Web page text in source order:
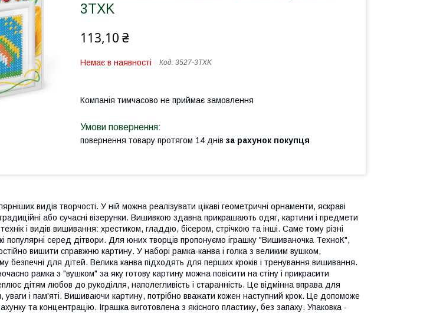
3TXK
113,10 ₴
Немає в наявності Код: 3527-3TXK
Компанія тимчасово не приймає замовлення
повернення товару протягом 14 днів за рахунок покупця
видів творчості. У ній можна реалізувати цікаві геометричні орнаменти, яскраві
традиційні або сучасні візерунки. Вишивкою здавна прикрашають одяг, картини і предмети
і видів вишивання: хрестиком, гладдю, бісером, стрічкою та інші. Саме тому різні
популярні серед дітвори. Для юних творців пропонуємо іграшку "Вишиваночка ТехноК",
вишити справжню картину. У наборі рамка-канва і голка з великим вушком,
безпечні для дітей. Велика канва підходять для перших кроків і тренування вишивання.
рамка з "вушком" за яку готову картину можна повісити на стіну і прикрасити
дітям любов до рукоділля, наполегливість і старанність. Це відмінна вправа для
уваги і пам'яті. Вишиваючи картину, потрібно вважати кожен наступний крок. Це допоможе
та концентрацію. Іграшка виготовлена з якісного пластику, без запаху. Упаковка -